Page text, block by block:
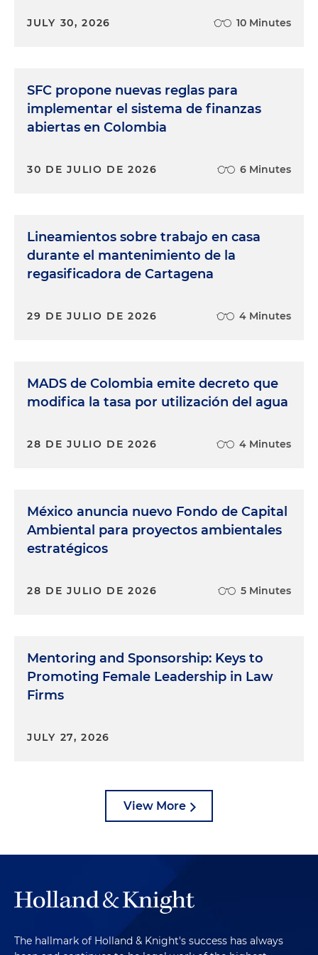
JULY 30, 2026 10 Minutes
SFC propone nuevas reglas para
implementar el sistema de finanzas
abiertas en Colombia
30 DE JULIO DE 2026 6 Minutes
Lineamientos sobre trabajo en casa
durante el mantenimiento de la
regasificadora de Cartagena
29 DE JULIO DE 2026 4 Minutes
MADS de Colombia emite decreto que
modifica la tasa por utilización del agua
28 DE JULIO DE 2026 4 Minutes
México anuncia nuevo Fondo de Capital
Ambiental para proyectos ambientales
estratégicos
28 DE JULIO DE 2026 5 Minutes
Mentoring and Sponsorship: Keys to
Promoting Female Leadership in Law
Firms
JULY 27, 2026
View More
The hallmark of Holland & Knight's success has always